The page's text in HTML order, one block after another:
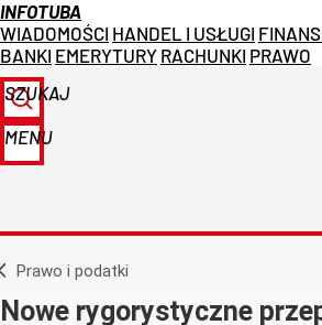
INFOTUBA
WIADOMOŚCI HANDEL I USŁUGI
BANKI EMERYTURY RACHUNKI PRAWO
SZUKAJ
MENU
Prawo i podatki
Nowe rygorystyczne